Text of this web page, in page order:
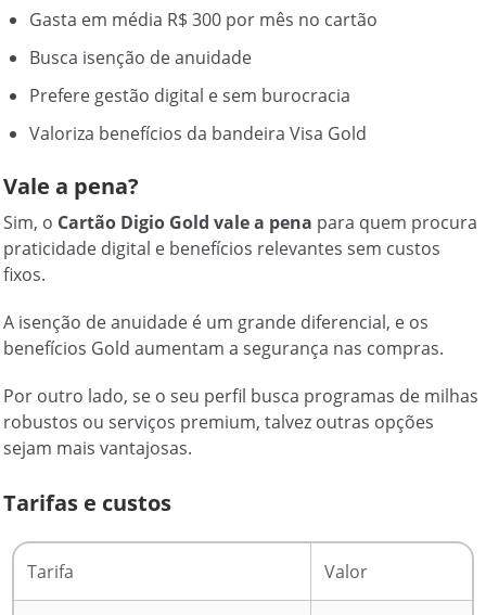
Gasta em média R$ 300 por mês no cartão
Busca isenção de anuidade
Prefere gestão digital e sem burocracia
Valoriza benefícios da bandeira Visa Gold
Vale a pena?
Sim, o Cartão Digio Gold vale a pena para quem procura
praticidade digital e benefícios relevantes sem custos
fixos.
A isenção de anuidade é um grande diferencial, e os
benefícios Gold aumentam a segurança nas compras.
Por outro lado, se o seu perfil busca programas de milhas
robustos ou serviços premium, talvez outras opções
sejam mais vantajosas.
Tarifas e custos
Tarifa Valor